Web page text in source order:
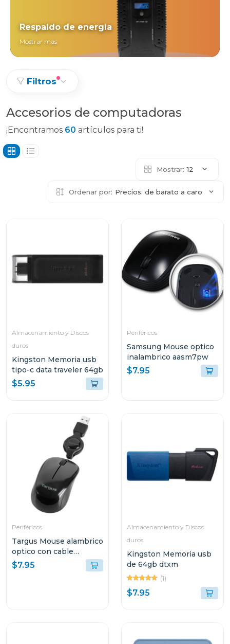
Respaldo de energía
Mostrar más
Filtros
Accesorios de computadoras
¡Encontramos 60 artículos para ti!
Mostrar: 12
Ordenar por: Precios: de barato a caro
Almacenamiento y Discos
duros
Kingston Memoria usb
tipo-c data traveler 64gb
$5.95
Periféricos
Samsung Mouse optico
inalambrico aasm7pw
$7.95
Periféricos
Targus Mouse alambrico
optico con cable
retractil amu75
$7.95
Almacenamiento y Discos
duros
Kingston Memoria usb
de 64gb dtxm
(1)
$7.95